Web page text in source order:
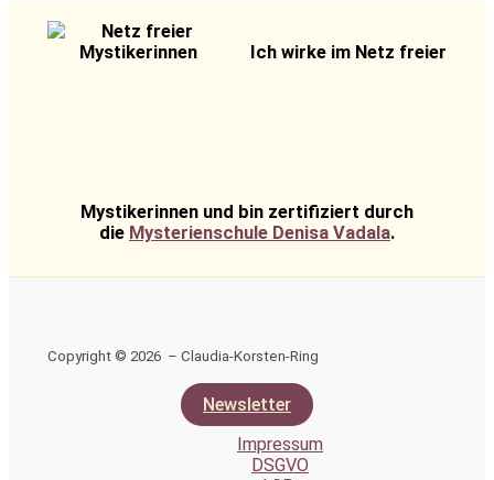
Ich wirke im Netz freier
Mystikerinnen und bin zertifiziert durch
die Mysterienschule Denisa Vadala.
Copyright © 2026 – Claudia-Korsten-Ring
Newsletter
Impressum
DSGVO